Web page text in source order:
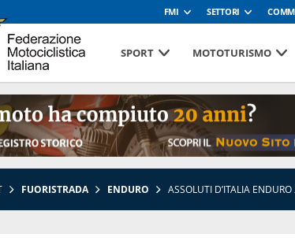
FMI SETTORI
SPORT MOTOTURISMO
FUORISTRADA ENDURO ASSOLUTI D’ITALIA